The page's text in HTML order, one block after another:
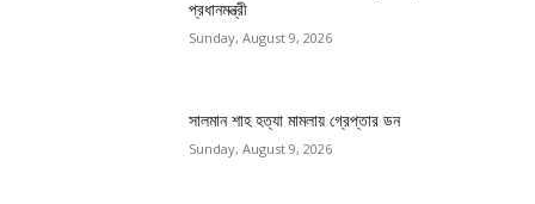
প্রধানমন্ত্রী
Sunday, August 9, 2026
সালমান শাহ হত্যা মামলায় গ্রেপ্তার ডন
Sunday, August 9, 2026